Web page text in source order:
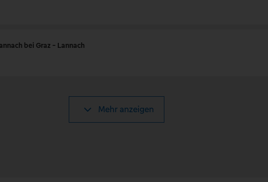
bei Graz - Lannach
Mehr anzeigen